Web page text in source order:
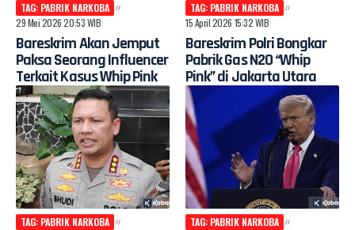
TAG: PABRIK NARKOBA
29 Mei 2026 20:53 WIB
Bareskrim Akan Jemput
Paksa Seorang Influencer
Terkait Kasus Whip Pink
TAG: PABRIK NARKOBA
15 April 2026 15:32 WIB
Bareskrim Polri Bongkar
Pabrik Gas N2O “Whip
Pink” di Jakarta Utara
TAG: PABRIK NARKOBA
TAG: PABRIK NARKOBA